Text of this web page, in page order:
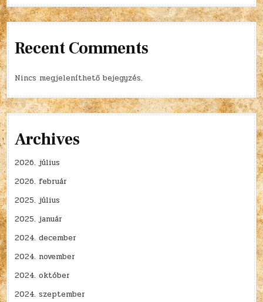
Recent Comments
Nincs megjeleníthető bejegyzés.
Archives
2026. július
2026. február
2025. július
2025. január
2024. december
2024. november
2024. október
2024. szeptember